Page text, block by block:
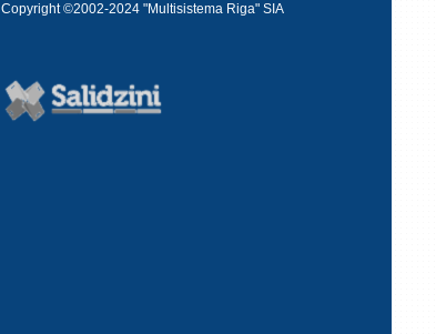
Copyright ©2002-2024 "Multisistema Riga" SIA